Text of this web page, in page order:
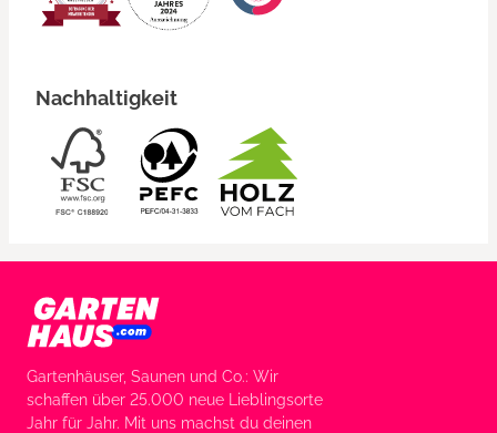
Nachhaltigkeit
Gartenhäuser, Saunen und Co.: Wir
schaffen über 25.000 neue Lieblingsorte
Jahr für Jahr. Mit uns machst du deinen